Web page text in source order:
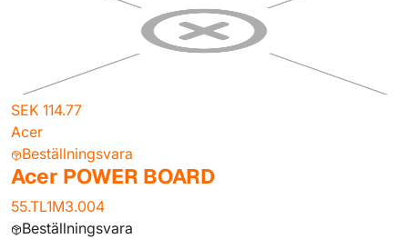
SEK 114.77
Acer
Beställningsvara
Acer POWER BOARD
55.TL1M3.004
Beställningsvara